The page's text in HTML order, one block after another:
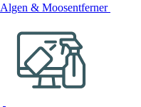
Algen & Moosentferner